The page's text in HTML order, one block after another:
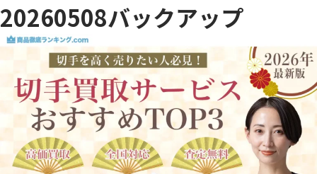
20260508バックアップ